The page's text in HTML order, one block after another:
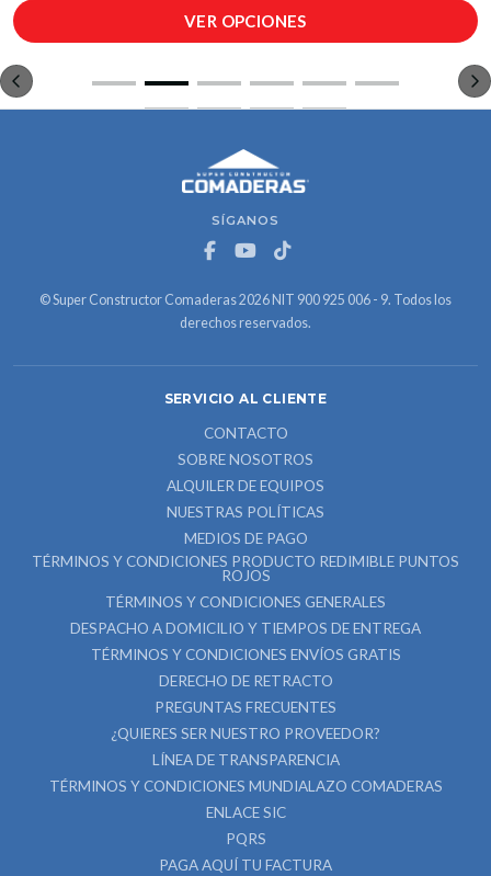
VER OPCIONES
SÍGANOS
© Super Constructor Comaderas 2026 NIT 900 925 006 - 9. Todos los
derechos reservados.
SERVICIO AL CLIENTE
CONTACTO
SOBRE NOSOTROS
ALQUILER DE EQUIPOS
NUESTRAS POLÍTICAS
MEDIOS DE PAGO
TÉRMINOS Y CONDICIONES PRODUCTO REDIMIBLE PUNTOS
ROJOS
TÉRMINOS Y CONDICIONES GENERALES
DESPACHO A DOMICILIO Y TIEMPOS DE ENTREGA
TÉRMINOS Y CONDICIONES ENVÍOS GRATIS
DERECHO DE RETRACTO
PREGUNTAS FRECUENTES
¿QUIERES SER NUESTRO PROVEEDOR?
LÍNEA DE TRANSPARENCIA
TÉRMINOS Y CONDICIONES MUNDIALAZO COMADERAS
ENLACE SIC
PQRS
PAGA AQUÍ TU FACTURA